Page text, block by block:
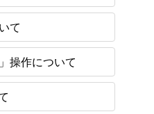
て
操作について